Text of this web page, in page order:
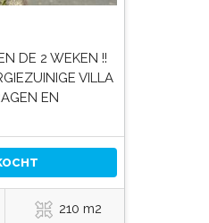
DE 2 WEKEN !!
VILLA
EN
210 m2